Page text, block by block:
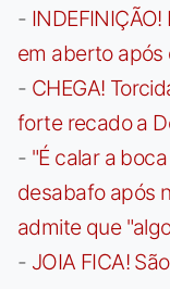
-
em aberto após
- CHEGA!
forte recado a
- "É calar a
desabafo após
admite que
- JOIA FICA!